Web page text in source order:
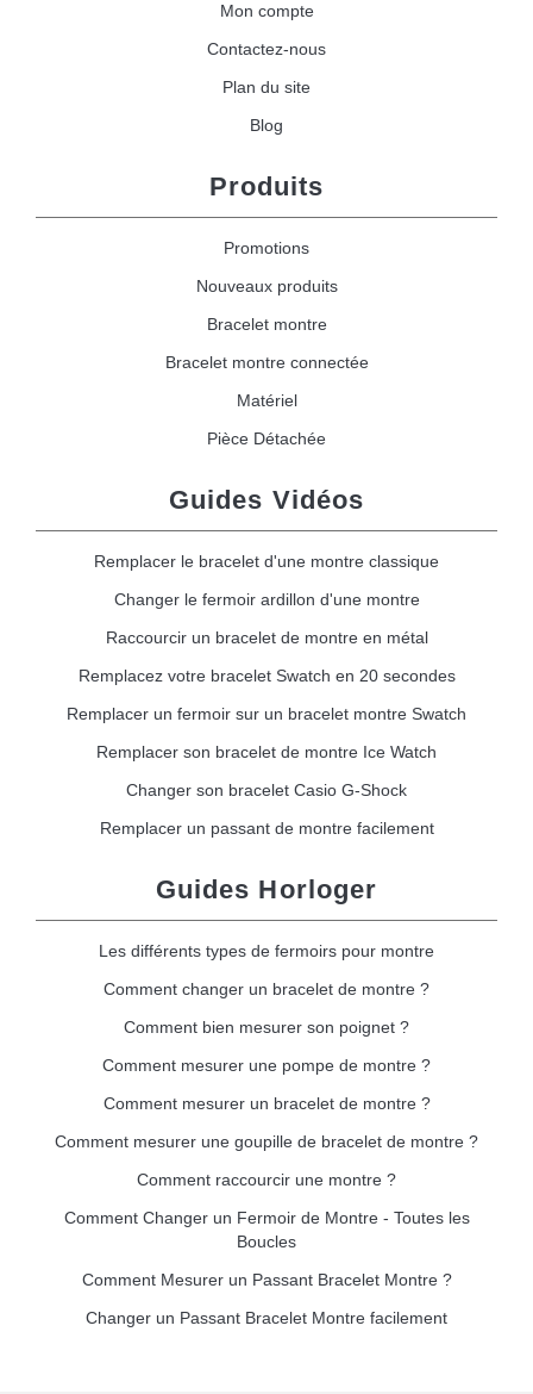
Mon compte
Contactez-nous
Plan du site
Blog
Produits
Promotions
Nouveaux produits
Bracelet montre
Bracelet montre connectée
Matériel
Pièce Détachée
Guides Vidéos
Remplacer le bracelet d'une montre classique
Changer le fermoir ardillon d'une montre
Raccourcir un bracelet de montre en métal
Remplacez votre bracelet Swatch en 20 secondes
Remplacer un fermoir sur un bracelet montre Swatch
Remplacer son bracelet de montre Ice Watch
Changer son bracelet Casio G-Shock
Remplacer un passant de montre facilement
Guides Horloger
Les différents types de fermoirs pour montre
Comment changer un bracelet de montre ?
Comment bien mesurer son poignet ?
Comment mesurer une pompe de montre ?
Comment mesurer un bracelet de montre ?
Comment mesurer une goupille de bracelet de montre ?
Comment raccourcir une montre ?
Comment Changer un Fermoir de Montre - Toutes les
Boucles
Comment Mesurer un Passant Bracelet Montre ?
Changer un Passant Bracelet Montre facilement